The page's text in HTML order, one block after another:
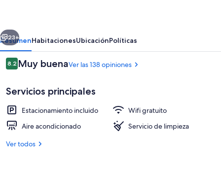
Siguiente
23+
ResumenHabitacionesUbicaciónPolíticas
Opiniones
8.28.2 de 10,
Muy buenaVer las 138 opiniones
Servicios principales
Estacionamiento incluido
Wifi gratuito
Aire acondicionado
Servicio de limpieza
Ver todos